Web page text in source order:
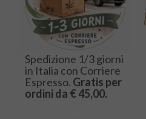
Spedizione 1/3 giorni
in Italia con Corriere
Espresso. Gratis per
ordini da € 45,00.